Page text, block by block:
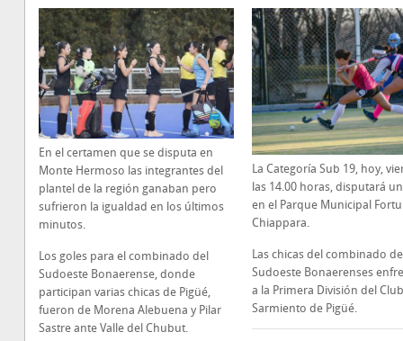
En el certamen que se disputa en
Monte Hermoso las integrantes del
plantel de la región ganaban pero
sufrieron la igualdad en los últimos
minutos.
Los goles para el combinado del
Sudoeste Bonaerense, donde
participan varias chicas de Pigüé,
fueron de Morena Alebuena y Pilar
Sastre ante Valle del Chubut.
La Categoría Sub 19, hoy,
las 14.00 horas, disputará
en el Parque Municipal
Chiappara.
Las chicas del combinado
Sudoeste Bonaerenses
a la Primera División del Club
Sarmiento de Pigüé.